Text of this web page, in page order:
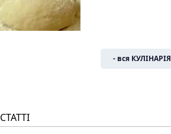
- вся КУЛІНАРІЯ
СТАТТІ